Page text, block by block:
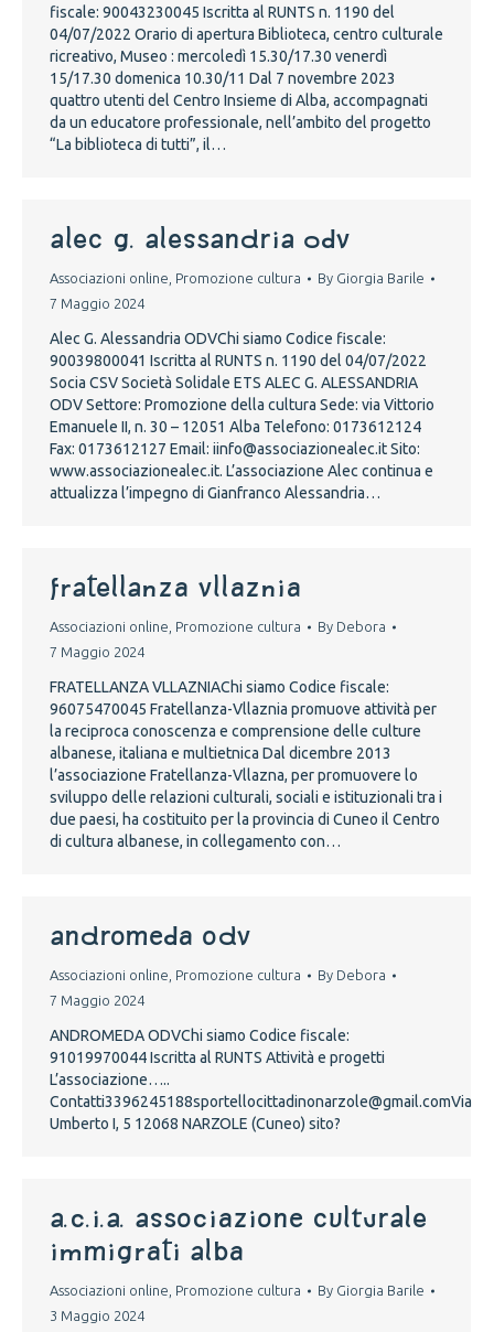
fiscale: 90043230045 Iscritta al RUNTS n. 1190 del
04/07/2022 Orario di apertura Biblioteca, centro culturale
ricreativo, Museo : mercoledì 15.30/17.30 venerdì
15/17.30 domenica 10.30/11 Dal 7 novembre 2023
quattro utenti del Centro Insieme di Alba, accompagnati
da un educatore professionale, nell’ambito del progetto
“La biblioteca di tutti”, il…
ALEC G. ALESSANDRIA ODV
Associazioni online Promozione cultura By Giorgia Barile
7 Maggio 2024
Alec G. Alessandria ODVChi siamo Codice fiscale:
90039800041 Iscritta al RUNTS n. 1190 del 04/07/2022
Socia CSV Società Solidale ETS ALEC G. ALESSANDRIA
ODV Settore: Promozione della cultura Sede: via Vittorio
Emanuele II, n. 30 – 12051 Alba Telefono: 0173612124
Fax: 0173612127 Email: iinfo@associazionealec.it Sito:
www.associazionealec.it. L’associazione Alec continua e
attualizza l’impegno di Gianfranco Alessandria…
FRATELLANZA VLLAZNIA
Associazioni online Promozione cultura By Debora
7 Maggio 2024
FRATELLANZA VLLAZNIAChi siamo Codice fiscale:
96075470045 Fratellanza-Vllaznia promuove attività per
la reciproca conoscenza e comprensione delle culture
albanese, italiana e multietnica Dal dicembre 2013
l’associazione Fratellanza-Vllazna, per promuovere lo
sviluppo delle relazioni culturali, sociali e istituzionali tra i
due paesi, ha costituito per la provincia di Cuneo il Centro
di cultura albanese, in collegamento con…
ANDROMEDA ODV
Associazioni online Promozione cultura By Debora
7 Maggio 2024
ANDROMEDA ODVChi siamo Codice fiscale:
91019970044 Iscritta al RUNTS Attività e progetti
L’associazione…..
Contatti3396245188sportellocittadinonarzole@gmail.comVia
Umberto I, 5 12068 NARZOLE (Cuneo) sito?
A.C.I.A. ASSOCIAZIONE CULTURALE
IMMIGRATI ALBA
Associazioni online Promozione cultura By Giorgia Barile
3 Maggio 2024